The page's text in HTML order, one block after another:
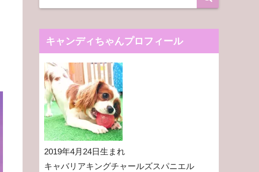
キャンディちゃんプロフィール
2019年4月24日生まれ
キャバリアキングチャールズスパニエル